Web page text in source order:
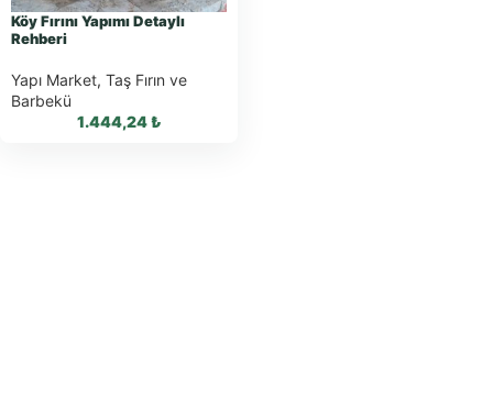
Köy Fırını Yapımı Detaylı
Rehberi
Yapı Market, Taş Fırın ve
Barbekü
1.444,24₺